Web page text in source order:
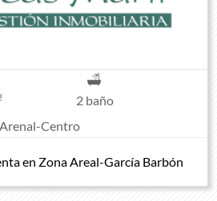
2 baño
Arenal-Centro
en Zona Areal-García Barbón